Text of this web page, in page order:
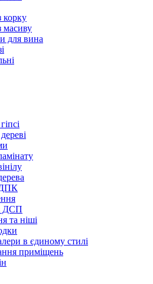
корку
масиву
для вина
ДСП
та ніші
в єдиному стилі
приміщень